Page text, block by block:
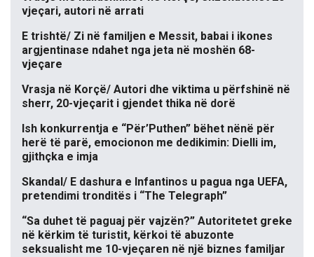
vjeçari, autori në arrati
E trishtë/ Zi në familjen e Messit, babai i ikones
argjentinase ndahet nga jeta në moshën 68-
vjeçare
Vrasja në Korçë/ Autori dhe viktima u përfshinë në
sherr, 20-vjeçarit i gjendet thika në dorë
Ish konkurrentja e “Për’Puthen” bëhet nënë për
herë të parë, emocionon me dedikimin: Dielli im,
gjithçka e imja
Skandal/ E dashura e Infantinos u pagua nga UEFA,
pretendimi tronditës i “The Telegraph”
“Sa duhet të paguaj për vajzën?” Autoritetet greke
në kërkim të turistit, kërkoi të abuzonte
seksualisht me 10-vjeçaren në një biznes familjar